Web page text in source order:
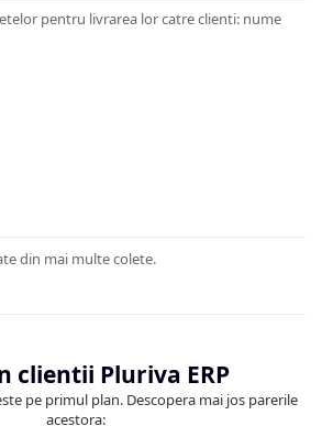
pentru livrarea lor catre clienti: nume
din mai multe colete.
clientii Pluriva ERP
pe primul plan. Descopera mai jos parerile
acestora: